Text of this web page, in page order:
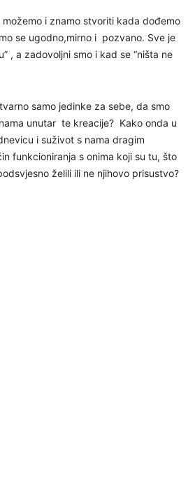
i znamo stvoriti kada dođemo
se ugodno,mirno i pozvano. Sve je
, a zadovoljni smo i kad se “ništa ne
samo jedinke za sebe, da smo
unutar te kreacije? Kako onda u
i suživot s nama dragim
funkcioniranja s onima koji su tu, što
želili ili ne njihovo prisustvo?